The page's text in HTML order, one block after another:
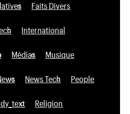
Faits Divers
International
Médias Musique
News Tech People
Religion